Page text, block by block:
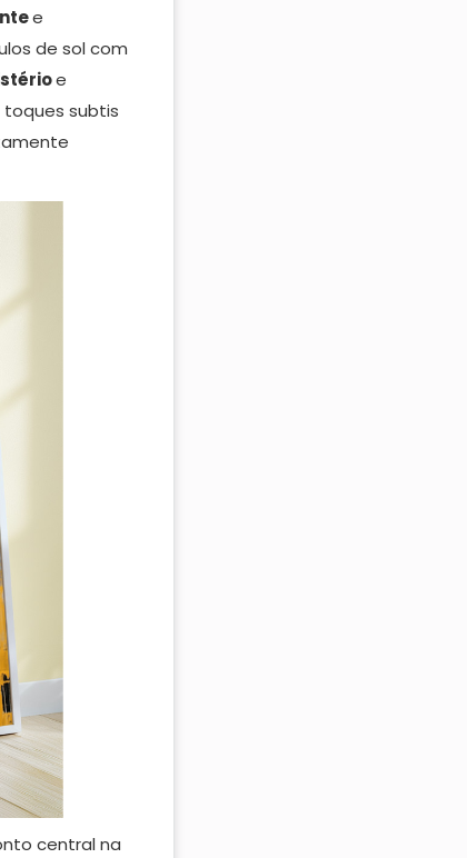
e
de sol com
e
subtis
central na